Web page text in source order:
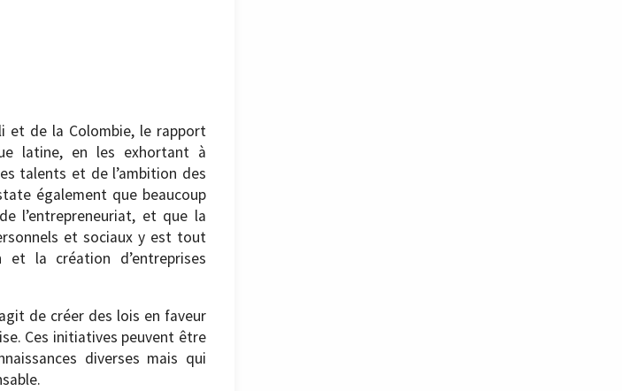
et de la Colombie, le rapport
latine, en les exhortant à
talents et de l’ambition des
également que beaucoup
l’entrepreneuriat, et que la
et sociaux y est tout
la création d’entreprises
de créer des lois en faveur
Ces initiatives peuvent être
diverses mais qui